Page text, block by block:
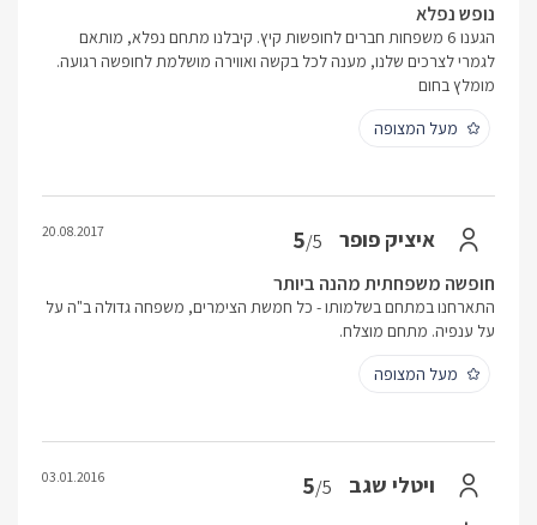
נופש נפלא
הגענו 6 משפחות חברים לחופשות קיץ. קיבלנו מתחם נפלא, מותאם
לגמרי לצרכים שלנו, מענה לכל בקשה ואווירה מושלמת לחופשה רגועה.
מומלץ בחום
מעל המצופה
איציק פופר 5/5
20.08.2017
חופשה משפחתית מהנה ביותר
התארחנו במתחם בשלמותו - כל חמשת הצימרים, משפחה גדולה ב"ה על
על ענפיה. מתחם מוצלח.
מעל המצופה
ויטלי שגב 5/5
03.01.2016